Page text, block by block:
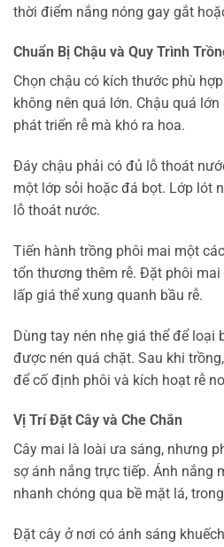
thời điểm nắng nóng gay gắt
Chuẩn Bị Chậu và Quy Trình
Chọn chậu có kích thước phù
không nên quá lớn. Chậu quá
phát triển rễ mà khó ra hoa.
Đáy chậu phải có đủ lỗ thoát
một lớp sỏi hoặc đá bọt. Lớp lót
lỗ thoát nước.
Tiến hành trồng phôi mai một
tổn thương thêm rễ. Đặt phôi
lấp giá thể xung quanh bầu rễ.
Dùng tay nén nhẹ giá thể để loại
được nén quá chặt. Sau khi
để cố định phôi và kích hoạt rễ
Vị Trí Đặt Cây và Che Chắn
Cây mai là loài ưa sáng, nhưng
sợ ánh nắng trực tiếp. Ánh nắng
nhanh chóng qua bề mặt lá,
Đặt cây ở nơi có ánh sáng